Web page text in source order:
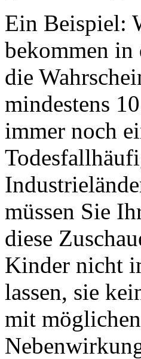
Ein Beispiel:
bekommen in
die
mindestens
immer noch
müssen Sie
diese
Kinder nicht
lassen, sie
mit